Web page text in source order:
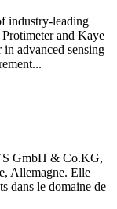
industry-leading
and Kaye
advanced sensing
GmbH & Co.KG,
Allemagne. Elle
dans le domaine de